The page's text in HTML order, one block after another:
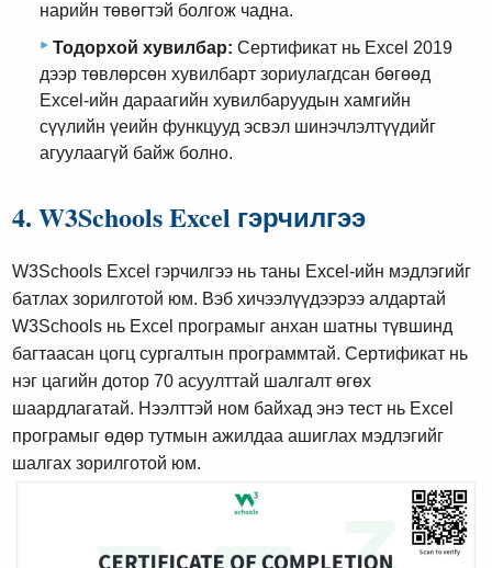
нарийн төвөгтэй болгож чадна.
Тодорхой хувилбар: Сертификат нь Excel 2019
дээр төвлөрсөн хувилбарт зориулагдсан бөгөөд
Excel-ийн дараагийн хувилбаруудын хамгийн
сүүлийн үеийн функцууд эсвэл шинэчлэлтүүдийг
агуулаагүй байж болно.
4. W3Schools Excel гэрчилгээ
W3Schools Excel гэрчилгээ нь таны Excel-ийн мэдлэгийг
батлах зорилготой юм. Вэб хичээлүүдээрээ алдартай
W3Schools нь Excel програмыг анхан шатны түвшинд
багтаасан цогц сургалтын программтай. Сертификат нь
нэг цагийн дотор 70 асуулттай шалгалт өгөх
шаардлагатай. Нээлттэй ном байхад энэ тест нь Excel
програмыг өдөр тутмын ажилдаа ашиглах мэдлэгийг
шалгах зорилготой юм.